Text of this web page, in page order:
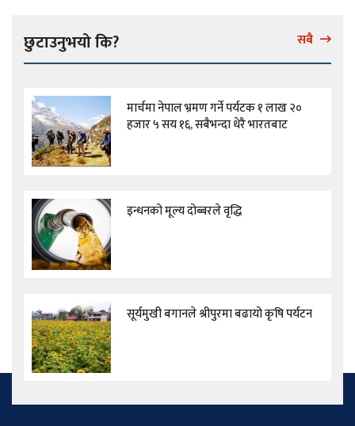
छुटाउनुभयो कि? सबै
मार्चमा नेपाल भ्रमण गर्ने पर्यटक १ लाख २०
हजार ५ सय १६, सबैभन्दा धेरै भारतबाट
इन्धनको मूल्य दोब्बरले वृद्धि
सूर्यमुखी बगानले श्रीपुरमा बढायो कृषि पर्यटन